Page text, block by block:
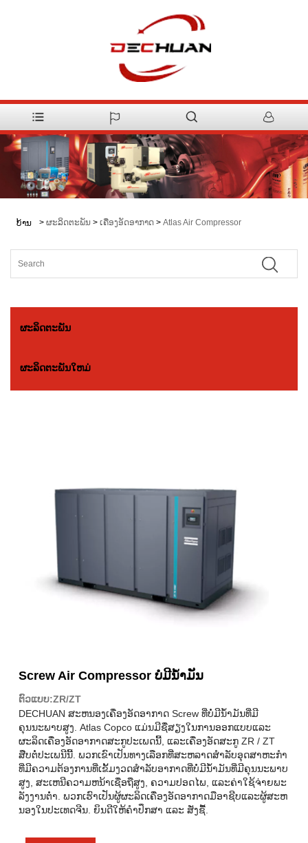
ບ້ານ > ຜະລິດຕະພັນ > ເຄື່ອງອັດອາກາດ > Atlas Air Compressor
ຜະລິດຕະພັນ
ຜະລິດຕະພັນໃຫມ່
Screw Air Compressor ບໍ່ມີນໍ້າມັນ
ຕົວແບບ:ZR/ZT
DECHUAN ສະຫນອງເຄື່ອງອັດອາກາດ Screw ທີ່ບໍ່ມີນ້ໍາມັນທີ່ມີ
ຄຸນນະພາບສູງ. Atlas Copco ແມ່ນມີຊື່ສຽງໃນການອອກແບບແລະ
ຜະລິດເຄື່ອງອັດອາກາດສະກູປະເພດນີ້, ແລະເຄື່ອງອັດສະກູ ZR / ZT
ສືບຕໍ່ປະເພນີນີ້. ພວກເຂົາເປັນທາງເລືອກທີ່ສະຫລາດສໍາລັບອຸດສາຫະກໍາ
ທີ່ມີຄວາມຕ້ອງການທີ່ເຂັ້ມງວດສໍາລັບອາກາດທີ່ບໍ່ມີນ້ໍາມັນທີ່ມີຄຸນນະພາບ
ສູງ, ສະເຫນີຄວາມຫນ້າເຊື່ອຖືສູງ, ຄວາມປອດໄພ, ແລະຄ່າໃຊ້ຈ່າຍພະ
ລັງງານຕ່ໍາ. ພວກເຮົາເປັນຜູ້ຜະລິດເຄື່ອງອັດອາກາດມືອາຊີບແລະຜູ້ສະຫ
ນອງໃນປະເທດຈີນ. ຍິນດີໃຫ້ຄຳປຶກສາ ແລະ ສັ່ງຊື້.